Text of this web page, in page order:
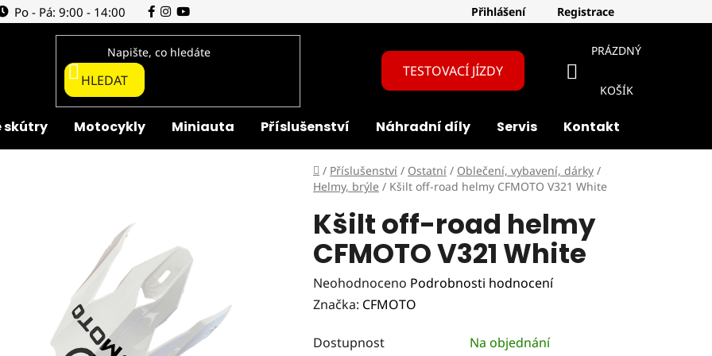
Po - Pá: 9:00 - 14:00 Přihlášení Registrace
HLEDAT
TESTOVACÍ JÍZDY
NÁKUPNÍ
KOŠÍK
PRÁZDNÝ
KOŠÍK
skútry Motocykly Miniauta Příslušenství Náhradní díly Servis Kontakt
Domů
/ Příslušenství / Ostatní / Oblečení, vybavení, dárky /
Helmy, brýle / Kšilt off-road helmy CFMOTO V321 White
Kšilt off-road helmy
CFMOTO V321 White
Průměrné
hodnocení
je
Neohodnoceno Podrobnosti hodnocení
Značka: CFMOTO
Dostupnost
Na objednání